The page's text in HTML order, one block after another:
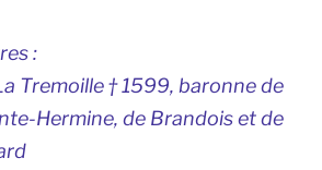
:
Tremoille † 1599, baronne de
Hermine, de Brandois et de